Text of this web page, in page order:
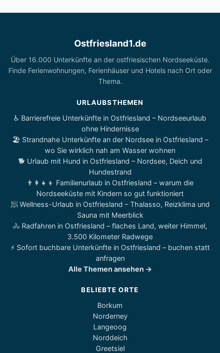
Ostfriesland1.de
Über 16.000 Unterkünfte an der ostfriesischen Nordseeküste.
Finde Ferienwohnungen, Ferienhäuser und Hotels nach Ort oder
Thema.
URLAUBSTHEMEN
♿ Barrierefreie Unterkünfte in Ostfriesland – Nordseeurlaub
ohne Hindernisse
🏖️ Strandnahe Unterkünfte an der Nordsee in Ostfriesland –
wo Sie wirklich nah am Wasser wohnen
🐕 Urlaub mit Hund in Ostfriesland – Nordsee, Deich und
Hundestrand
👨‍👩‍👧‍👦 Familienurlaub in Ostfriesland – warum die
Nordseeküste mit Kindern so gut funktioniert
🧖 Wellness-Urlaub in Ostfriesland – Thalasso, Reizklima und
Sauna mit Meerblick
🚴 Radfahren in Ostfriesland – flaches Land, weiter Himmel,
3.500 Kilometer Radwege
⚡ Sofort buchbare Unterkünfte in Ostfriesland – buchen statt
anfragen
Alle Themen ansehen →
BELIEBTE ORTE
Borkum
Norderney
Langeoog
Norddeich
Greetsiel